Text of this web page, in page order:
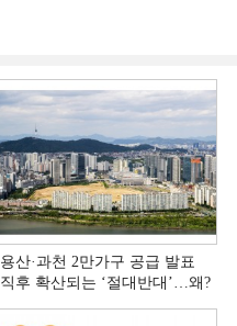
용산·과천 2만가구 공급 발표
직후 확산되는 ‘절대반대’…왜?